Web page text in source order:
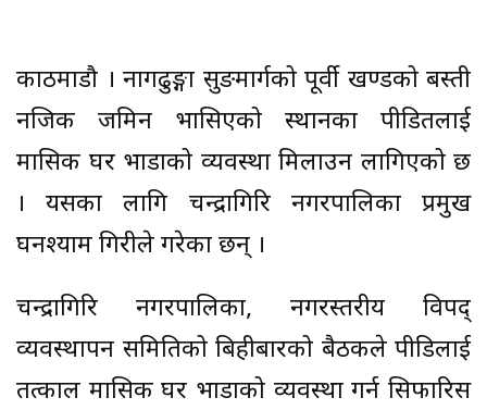
काठमाडौ । नागढुङ्गा सुरुङमार्गको पूर्वी खण्डको बस्ती
नजिक जमिन भासिएको स्थानका पीडितलाई
मासिक घर भाडाको व्यवस्था मिलाउन लागिएको छ
। यसका लागि चन्द्रागिरि नगरपालिका प्रमुख
घनश्याम गिरीले गरेका छन् ।
चन्द्रागिरि नगरपालिका, नगरस्तरीय विपद्
व्यवस्थापन समितिको बिहीबारको बैठकले पीडिलाई
तत्काल मासिक घर भाडाको व्यवस्था गर्न सिफारिस